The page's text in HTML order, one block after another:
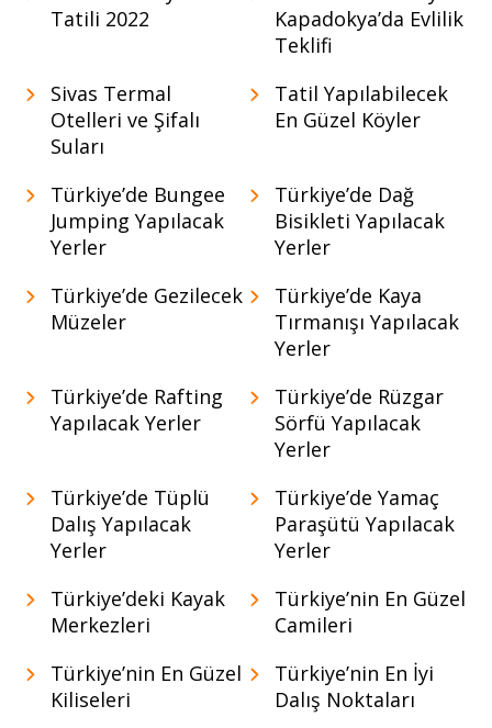
Tatili 2022
Kapadokya’da Evlilik
Teklifi
Sivas Termal
Otelleri ve Şifalı
Suları
Tatil Yapılabilecek
En Güzel Köyler
Türkiye’de Bungee
Jumping Yapılacak
Yerler
Türkiye’de Dağ
Bisikleti Yapılacak
Yerler
Türkiye’de Gezilecek
Müzeler
Türkiye’de Kaya
Tırmanışı Yapılacak
Yerler
Türkiye’de Rafting
Yapılacak Yerler
Türkiye’de Rüzgar
Sörfü Yapılacak
Yerler
Türkiye’de Tüplü
Dalış Yapılacak
Yerler
Türkiye’de Yamaç
Paraşütü Yapılacak
Yerler
Türkiye’deki Kayak
Merkezleri
Türkiye’nin En Güzel
Camileri
Türkiye’nin En Güzel
Kiliseleri
Türkiye’nin En İyi
Dalış Noktaları